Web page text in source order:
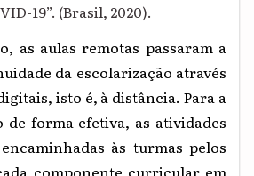
19”. (Brasil, 2020).
as aulas remotas passaram a
da escolarização através
isto é, à distância. Para a
de forma efetiva, as atividades
às turmas pelos